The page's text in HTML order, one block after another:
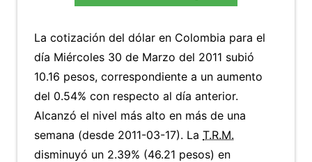
La cotización del dólar en Colombia para el
día Miércoles 30 de Marzo del 2011 subió
10.16 pesos, correspondiente a un aumento
del 0.54% con respecto al día anterior.
Alcanzó el nivel más alto en más de una
semana (desde 2011-03-17). La T.R.M.
disminuyó un 2.39% (46.21 pesos) en